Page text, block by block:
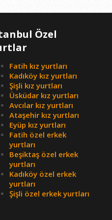
Özel
Fatih kız yurtları
Kadıköy kız yurtları
Şişli kız yurtları
Üsküdar kız yurtları
Avcılar kız yurtları
Ataşehir kız yurtları
Eyüp kız yurtları
Fatih özel erkek
yurtları
Beşiktaş özel erkek
yurtları
Kadıköy özel erkek
yurtları
Şişli özel erkek yurtları